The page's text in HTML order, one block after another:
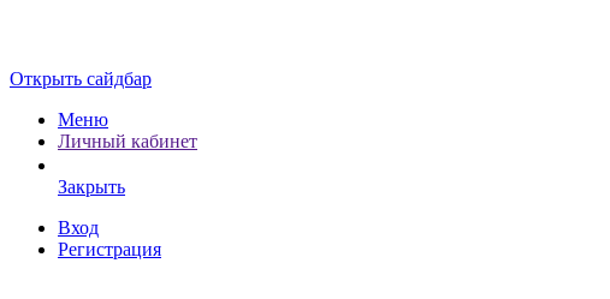
Открыть сайдбар
Меню
Личный кабинет
Закрыть
Вход
Регистрация